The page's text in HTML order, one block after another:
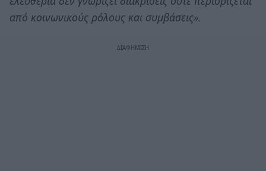
από κοινωνικούς ρόλους και συμβάσεις».